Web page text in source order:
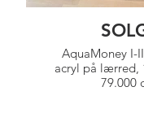
AquaMoney I-
acryl på lærred,
79.000